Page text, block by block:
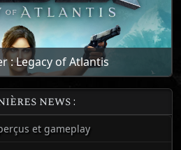
: Legacy of Atlantis
news :
et gameplay